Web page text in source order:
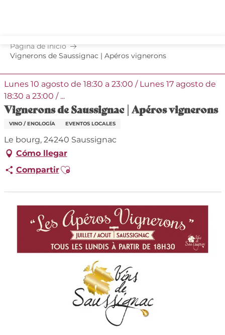
principal
Página de inicio
Vignerons de Saussignac | Apéros vignerons
Lunes 10 agosto de 18:30 a 23:00 / Lunes 17 agosto de
18:30 a 23:00 / ...
Vignerons de Saussignac | Apéros vignerons
VINO / ENOLOGÍA EVENTOS LOCALES
Le bourg, 24240 Saussignac
Cómo llegar
CompartirAjouter aux favoris